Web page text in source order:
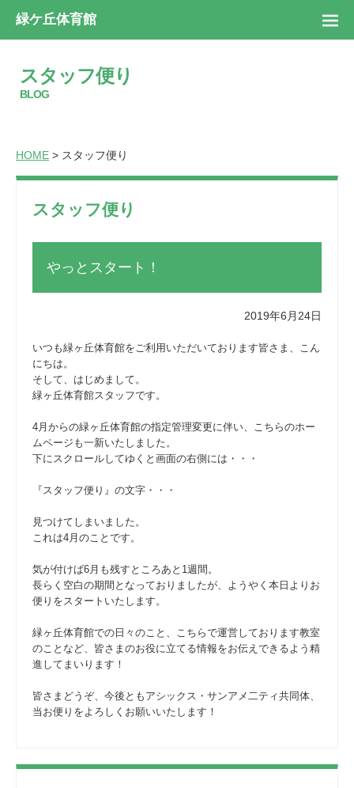
緑ケ丘体育館
スタッフ便り
BLOG
HOME > スタッフ便り
スタッフ便り
やっとスタート！
2019年6月24日
いつも緑ヶ丘体育館をご利用いただいております皆さま、こん
にちは。
そして、はじめまして。
緑ヶ丘体育館スタッフです。
4月からの緑ヶ丘体育館の指定管理変更に伴い、こちらのホー
ムページも一新いたしました。
下にスクロールしてゆくと画面の右側には・・・
『スタッフ便り』の文字・・・
見つけてしまいました。
これは4月のことです。
気が付けば6月も残すところあと1週間。
長らく空白の期間となっておりましたが、ようやく本日よりお
便りをスタートいたします。
緑ヶ丘体育館での日々のこと、こちらで運営しております教室
のことなど、皆さまのお役に立てる情報をお伝えできるよう精
進してまいります！
皆さまどうぞ、今後ともアシックス・サンアメ二ティ共同体、
当お便りをよろしくお願いいたします！